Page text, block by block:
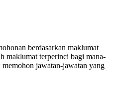
berdasarkan maklumat
maklumat terperinci bagi mana-
jawatan-jawatan yang